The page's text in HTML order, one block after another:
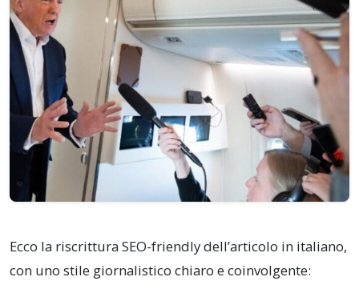
Ecco la riscrittura SEO-friendly dell’articolo in italiano,
con uno stile giornalistico chiaro e coinvolgente: